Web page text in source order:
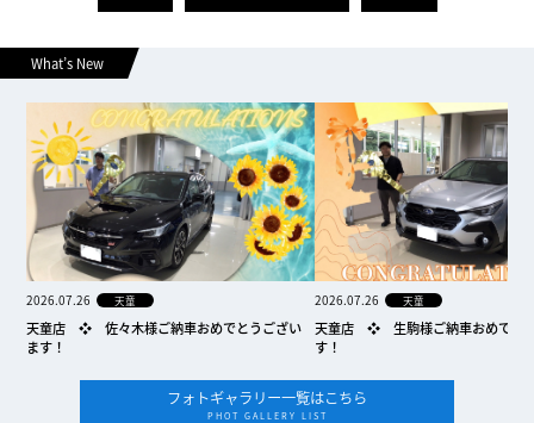
What’s New
2026.07.26 天童
天童店 ❖ 佐々木様ご納車おめでとうござい
ます！
2026.07.26 天童
天童店 ❖ 生駒様ご納車おめでと
す！
フォトギャラリー一覧はこちら
PHOT GALLERY LIST